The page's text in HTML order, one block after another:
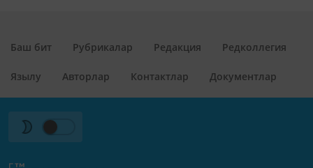
Баш бит Рубрикалар Редакция Редколлегия
Язылу Авторлар Контактлар Документлар